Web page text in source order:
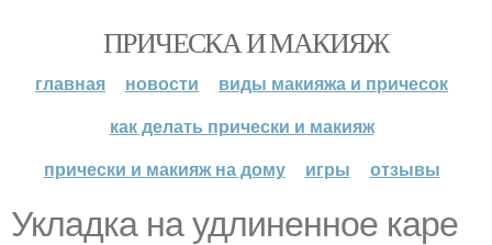
ПРИЧЕСКА И МАКИЯЖ
главная новости
виды макияжа и причесок
как делать прически и макияж
прически и макияж на дому
игры отзывы
Укладка на удлиненное каре